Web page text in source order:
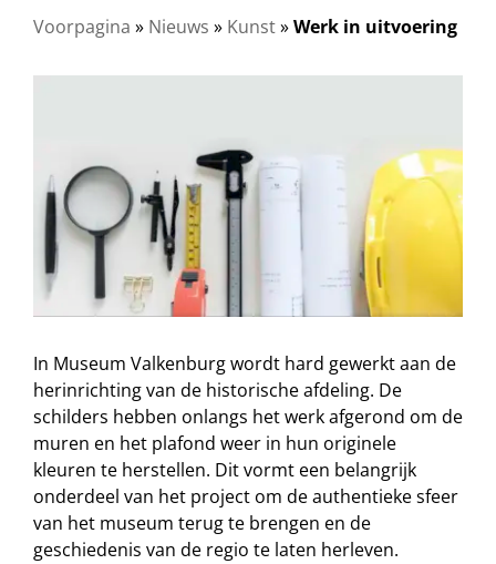
Voorpagina » Nieuws » Kunst»Werk in uitvoering
In Museum Valkenburg wordt hard gewerkt aan de
herinrichting van de historische afdeling. De
schilders hebben onlangs het werk afgerond om de
muren en het plafond weer in hun originele
kleuren te herstellen. Dit vormt een belangrijk
onderdeel van het project om de authentieke sfeer
van het museum terug te brengen en de
geschiedenis van de regio te laten herleven.